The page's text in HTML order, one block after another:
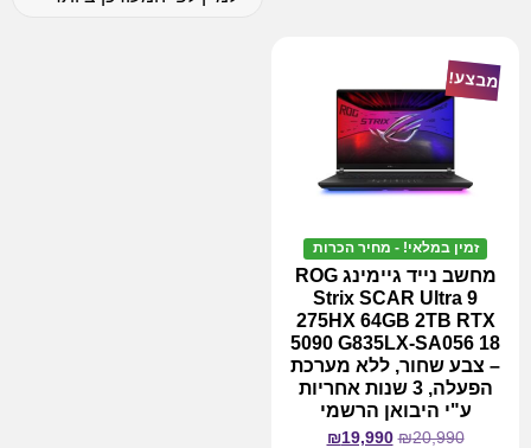
מבצע!
זמין במלאי! - מחיר הכרות
מחשב נייד גיימינג ROG
Strix SCAR Ultra 9
275HX 64GB 2TB RTX
5090 G835LX-SA056 18
– צבע שחור, ללא מערכת
הפעלה, 3 שנות אחריות
ע"י היבואן הרשמי
₪20,990
₪19,990